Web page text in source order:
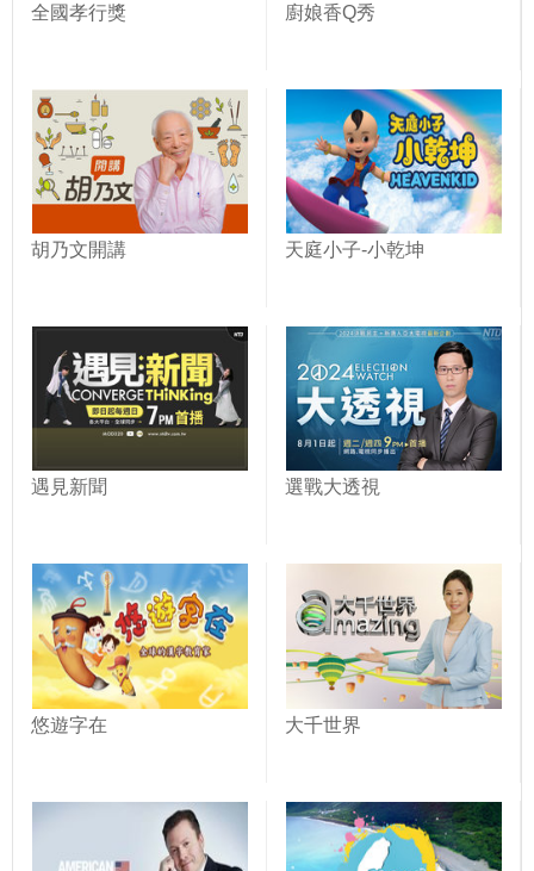
全國孝行獎 廚娘香Q秀
胡乃文開講 天庭小子-小乾坤
遇見新聞 選戰大透視
悠遊字在 大千世界